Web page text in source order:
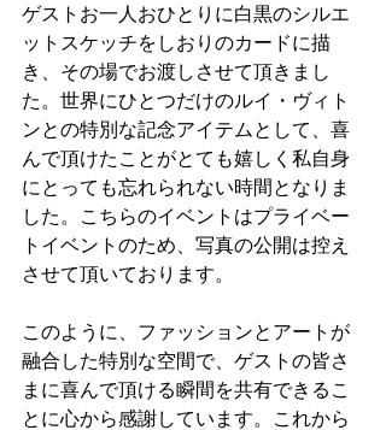
ゲストお一人おひとりに白黒のシルエ
ットスケッチをしおりのカードに描
き、その場でお渡しさせて頂きまし
た。世界にひとつだけのルイ・ヴィト
ンとの特別な記念アイテムとして、喜
んで頂けたことがとても嬉しく私自身
にとっても忘れられない時間となりま
した。こちらのイベントはプライベー
トイベントのため、写真の公開は控え
させて頂いております。
このように、ファッションとアートが
融合した特別な空間で、ゲストの皆さ
まに喜んで頂ける瞬間を共有できるこ
とに心から感謝しています。これから